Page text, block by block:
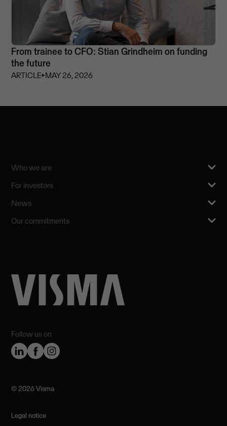
From trainee to CFO: Stian Grindheim on funding
the future
ARTICLE⏵MAY 26, 2026
Follow us on
Who we are
For investors
News
Our commitments
©️ 2026 Visma
Legal notice